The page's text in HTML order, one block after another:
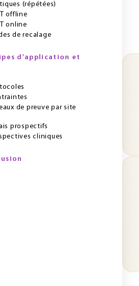
(répétées)
offline
online
de recalage
d'application et
de preuve par site
prospectifs
cliniques